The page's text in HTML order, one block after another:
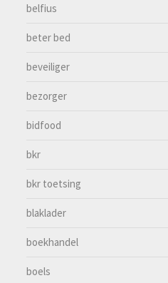
belfius
beter bed
beveiliger
bezorger
bidfood
bkr
bkr toetsing
blaklader
boekhandel
boels